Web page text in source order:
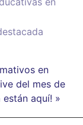
en
del mes de
están aquí! »